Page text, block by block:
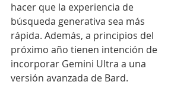
hacer que la experiencia de
búsqueda generativa sea más
rápida. Además, a principios del
próximo año tienen intención de
incorporar Gemini Ultra a una
versión avanzada de Bard.